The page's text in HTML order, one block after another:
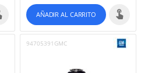
AÑADIR AL CARRITO
94705391GMC